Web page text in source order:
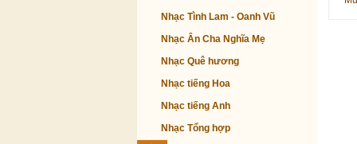
Nhạc Tình Lam - Oanh Vũ
Nhạc Ân Cha Nghĩa Mẹ
Nhạc Quê hương
Nhạc tiếng Hoa
Nhạc tiếng Anh
Nhạc Tổng hợp